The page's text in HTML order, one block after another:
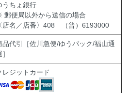
うちょ銀行
郵便局以外から送信の場合
〈店名／店番〉408 （普）6193000
品代引［佐川急便/ゆうパック/福山通
レジットカード